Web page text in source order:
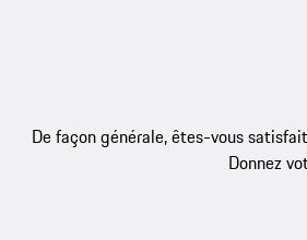
De façon générale, êtes-vous
Donnez